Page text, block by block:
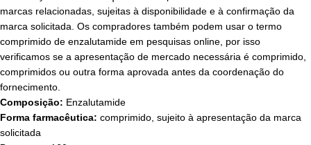
marcas relacionadas, sujeitas à disponibilidade e à confirmação da
marca solicitada. Os compradores também podem usar o termo
comprimido de enzalutamide em pesquisas online, por isso
verificamos se a apresentação de mercado necessária é comprimido,
comprimidos ou outra forma aprovada antes da coordenação do
fornecimento.
Composição: Enzalutamide
Forma farmacêutica: comprimido, sujeito à apresentação da marca
solicitada